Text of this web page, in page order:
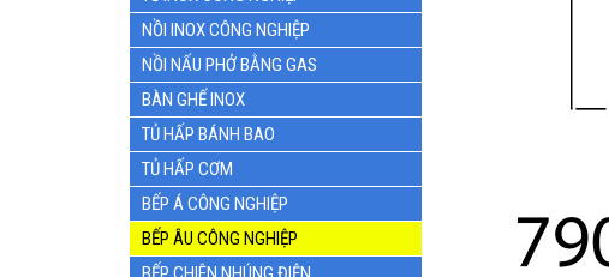
NỒI INOX CÔNG NGHIỆP
NỒI NẤU PHỞ BẰNG GAS
BÀN GHẾ INOX
TỦ HẤP BÁNH BAO
TỦ HẤP CƠM
BẾP Á CÔNG NGHIỆP
BẾP ÂU CÔNG NGHIỆP